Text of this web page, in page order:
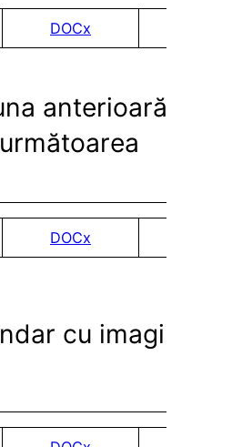
DOCx
anterioară și
următoarea
DOCx
cu imagine